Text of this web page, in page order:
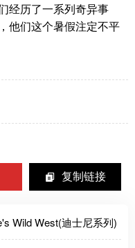
经历了一系列奇异事
他们这个暑假注定不平
复制链接
Wild West(迪士尼系列)